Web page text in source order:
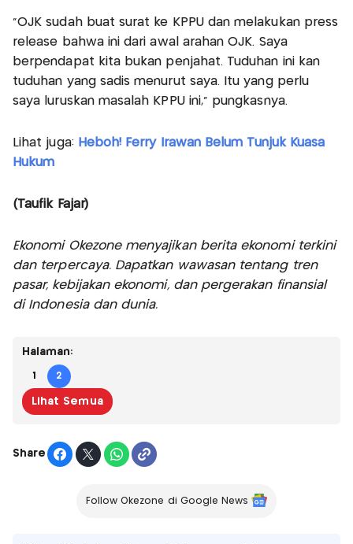
"OJK sudah buat surat ke KPPU dan melakukan press
release bahwa ini dari awal arahan OJK. Saya
berpendapat kita bukan penjahat. Tuduhan ini kan
tuduhan yang sadis menurut saya. Itu yang perlu
saya luruskan masalah KPPU ini," pungkasnya.
Lihat juga: Heboh! Ferry Irawan Belum Tunjuk Kuasa
Hukum
(Taufik Fajar)
Ekonomi Okezone menyajikan berita ekonomi terkini
dan terpercaya. Dapatkan wawasan tentang tren
pasar, kebijakan ekonomi, dan pergerakan finansial
di Indonesia dan dunia.
Halaman:
1 2
Lihat Semua
Share
Follow Okezone di Google News